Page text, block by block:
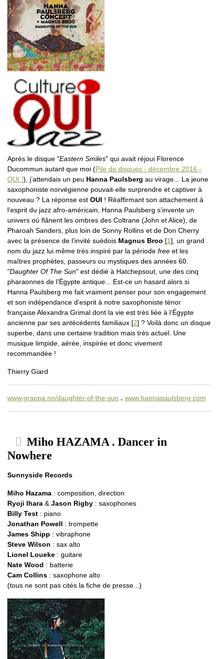
Après le disque "Eastern Smiles" qui avait réjoui Florence
Ducommun autant que moi (Pile de disques - décembre 2016 -
OUI !), j’attendais un peu Hanna Paulsberg au virage... La jeune
saxophoniste norvégienne pouvait-elle surprendre et captiver à
nouveau ? La réponse est OUI ! Réaffirmant son attachement à
l’esprit du jazz afro-américain, Hanna Paulsberg s’invente un
univers où flânent les ombres des Coltrane (John et Alice), de
Pharoah Sanders, plus loin de Sonny Rollins et de Don Cherry
avec la présence de l’invité suédois Magnus Broo [1] , un grand
nom du jazz lui même très inspiré par la période free et les
maîtres prophètes, passeurs ou mystiques des années 60.
"Daughter Of The Sun" est dédié à Hatchepsout, une des cinq
pharaonnes de l’Égypte antique... Est-ce un hasard alors si
Hanna Paulsberg me fait vraiment penser pour son engagement
et son indépendance d’esprit à notre saxophoniste ténor
française Alexandra Grimal dont la vie est très liée à l’Égypte
ancienne par ses antécédents familiaux [2] ? Voilà donc un disque
superbe, dans une certaine tradition mais très actuel. Une
musique limpide, aérée, inspirée et donc vivement
recommandée !
Thierry Giard
www.grappa.no/daughter-of-the-sun . www.hannapaulsberg.com
Miho HAZAMA . Dancer in
Nowhere
Sunnyside Records
Miho Hazama : composition, direction
Ryoji Ihara & Jason Rigby : saxophones
Billy Test : piano
Jonathan Powell : trompette
James Shipp : vibraphone
Steve Wilson : sax alto
Lionel Loueke : guitare
Nate Wood : batterie
Cam Collins : saxophone alto
(tous ne sont pas cités la fiche de presse...)